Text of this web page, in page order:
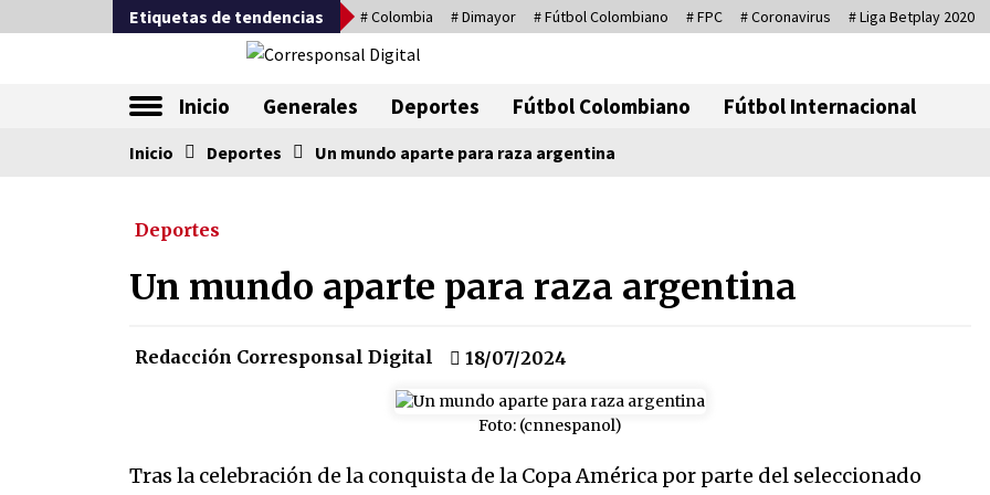
al
Etiquetas de tendencias # Colombia # Dimayor # Fútbol Colombiano # FPC # Coronavirus # Liga Betplay 2020
Corresponsal
Inicio Generales Deportes Fútbol Colombiano Fútbol Internacional
Tendencia ahora
07/08/2026
Corina Machado y su sed de
poder
16/01/2026
las patas
manda capitán, no manda
Inicio Deportes Un mundo aparte para raza argentina
Deportes
Un mundo aparte para raza argentina
Redacción Corresponsal Digital 18/07/2024
Foto: (cnnespanol)
Tras la celebración de la conquista de la Copa América por parte del seleccionado